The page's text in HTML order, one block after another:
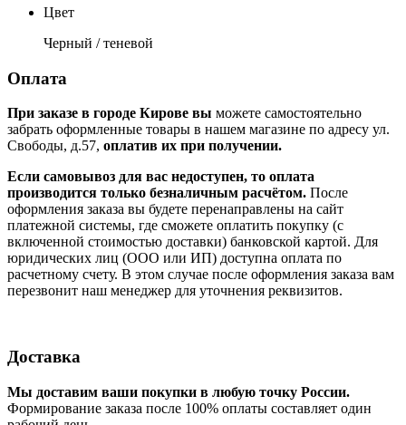
Цвет
Черный / теневой
Оплата
При заказе в городе Кирове вы можете самостоятельно
забрать оформленные товары в нашем магазине по адресу ул.
Свободы, д.57, оплатив их при получении.
Если самовывоз для вас недоступен, то оплата
производится только безналичным расчётом. После
оформления заказа вы будете перенаправлены на сайт
платежной системы, где сможете оплатить покупку (с
включенной стоимостью доставки) банковской картой. Для
юридических лиц (ООО или ИП) доступна оплата по
расчетному счету. В этом случае после оформления заказа вам
перезвонит наш менеджер для уточнения реквизитов.
Доставка
Мы доставим ваши покупки в любую точку России.
Формирование заказа после 100% оплаты составляет один